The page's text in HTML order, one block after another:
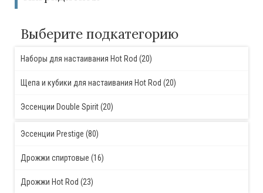
Выберите подкатегорию
Наборы для настаивания Hot Rod (20)
Щепа и кубики для настаивания Hot Rod (20)
Эссенции Double Spirit (20)
Эссенции Prestige (80)
Дрожжи спиртовые (16)
Дрожжи Hot Rod (23)